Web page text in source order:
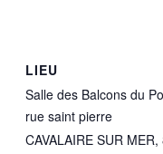
LIEU
Salle des Balcons du
rue saint pierre
CAVALAIRE SUR MER,